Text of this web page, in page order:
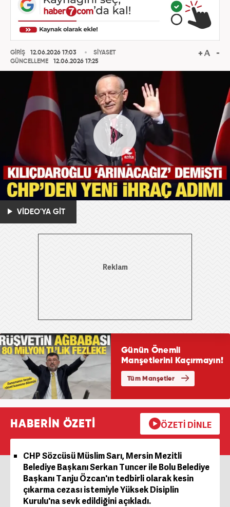
GİRİŞ
12.06.2026 17:03
GÜNCELLEME
12.06.2026 17:25
SİYASET
VİDEO'YA GİT
HABERİN ÖZETİ ÖZETİ DİNLE
CHP Sözcüsü Müslim Sarı, Mersin Mezitli
Belediye Başkanı Serkan Tuncer ile Bolu Belediye
Başkanı Tanju Özcan'ın tedbirli olarak kesin
çıkarma cezası istemiyle Yüksek Disiplin
Kurulu'na sevk edildiğini açıkladı.